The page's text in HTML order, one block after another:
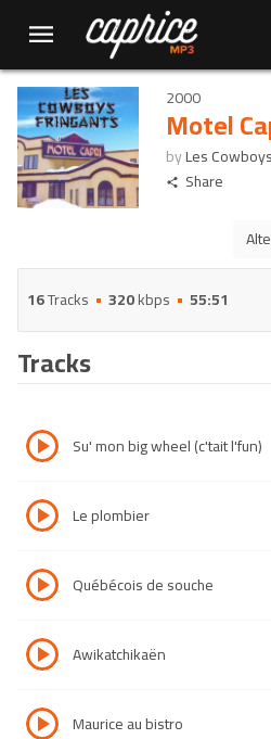
2000
Motel
byLes
Share
16Tracks 320kbps 55:51
Tracks
Su' mon big wheel (c'tait l'fun)
Le plombier
Québécois de souche
Awikatchikaën
Maurice au bistro